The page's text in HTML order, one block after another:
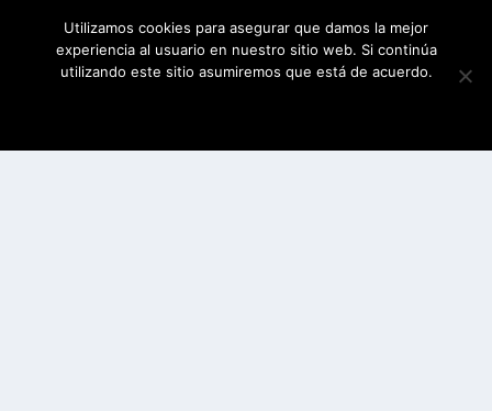
Utilizamos cookies para asegurar que damos la mejor
experiencia al usuario en nuestro sitio web. Si continúa
utilizando este sitio asumiremos que está de acuerdo.